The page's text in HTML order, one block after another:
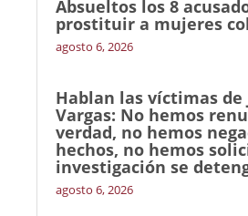
Absueltos los 8
prostituir a mujeres
agosto 6, 2026
Hablan las víctimas de
Vargas: No hemos
verdad, no hemos
hechos, no hemos
investigación se
agosto 6, 2026